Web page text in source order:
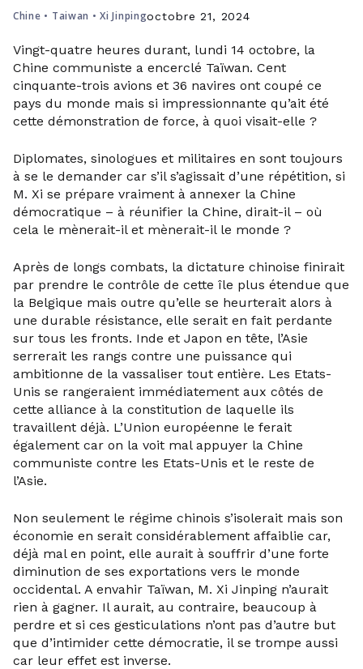
Chine • Taiwan •Xi Jinpingoctobre 21, 2024
Vingt-quatre heures durant, lundi 14 octobre, la
Chine communiste a encerclé Taïwan. Cent
cinquante-trois avions et 36 navires ont coupé ce
pays du monde mais si impressionnante qu’ait été
cette démonstration de force, à quoi visait-elle ?
Diplomates, sinologues et militaires en sont toujours
à se le demander car s’il s’agissait d’une répétition, si
M. Xi se prépare vraiment à annexer la Chine
démocratique – à réunifier la Chine, dirait-il – où
cela le mènerait-il et mènerait-il le monde ?
Après de longs combats, la dictature chinoise finirait
par prendre le contrôle de cette île plus étendue que
la Belgique mais outre qu’elle se heurterait alors à
une durable résistance, elle serait en fait perdante
sur tous les fronts. Inde et Japon en tête, l’Asie
serrerait les rangs contre une puissance qui
ambitionne de la vassaliser tout entière. Les Etats-
Unis se rangeraient immédiatement aux côtés de
cette alliance à la constitution de laquelle ils
travaillent déjà. L’Union européenne le ferait
également car on la voit mal appuyer la Chine
communiste contre les Etats-Unis et le reste de
l’Asie.
Non seulement le régime chinois s’isolerait mais son
économie en serait considérablement affaiblie car,
déjà mal en point, elle aurait à souffrir d’une forte
diminution de ses exportations vers le monde
occidental. A envahir Taïwan, M. Xi Jinping n’aurait
rien à gagner. Il aurait, au contraire, beaucoup à
perdre et si ces gesticulations n’ont pas d’autre but
que d’intimider cette démocratie, il se trompe aussi
car leur effet est inverse.